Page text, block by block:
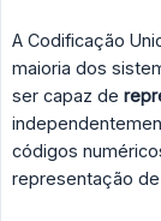
A Codificação
maioria dos
ser capaz de
códigos
representação